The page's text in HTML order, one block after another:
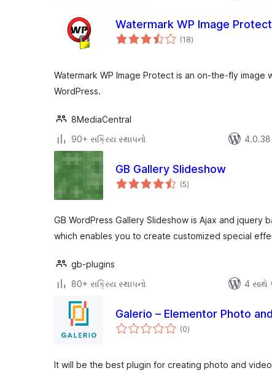
Watermark WP Image Protect
(18કુલ
રેટિંગ્સ
)
Watermark WP Image Protect is an on-the-fly image
WordPress.
8MediaCentral
90+ સક્રિય સ્થાપનો
4.0.38
GB Gallery Slideshow
(5કુલ
રેટિંગ્સ
)
GB WordPress Gallery Slideshow is Ajax and jquery
which enables you to create customized special
gb-plugins
80+ સક્રિય સ્થાપનો
4 સાથે
Galerio – Elementor Photo
(0કુલ
રેટિંગ્સ
)
It will be the best plugin for creating photo and